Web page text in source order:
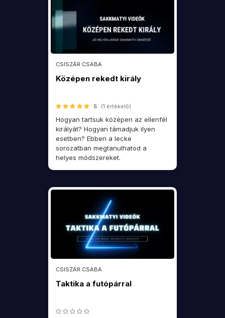
CSISZÁR CSABA
Középen rekedt király
5 (1 értékelő)
Hogyan tartsuk középen az ellenfél
királyát? Hogyan támadjuk ilyen
esetben? Ebben a lecke
sorozatban megtanulhatod a
helyes módszereket.
CSISZÁR CSABA
Taktika a futópárral